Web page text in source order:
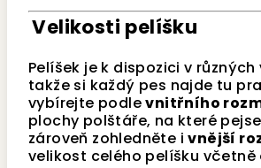
Velikosti pelíšku
Pelíšek je k dispozici v
takže si každý pes najde tu
vybírejte podlevnitřního
plochy polštáře, na které
zároveň zohledněte ivnější
velikost celého pelíšku včetně